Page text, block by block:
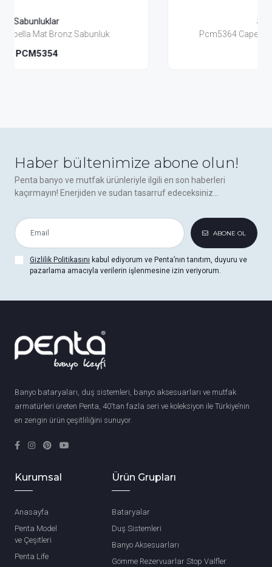
Pcm5364 Capella Mat Bronz Sıvı Sabunluk
Haber bültenimize abone olun!
Penta banyo ve mutfak ürünleriyle ilgili en son haberleri
kaçırmayın! Enerjiden ve sudan tasarruf edeceksiniz...
ABONE OL
Gizlilik Politikasını kabul ediyorum ve Penta’nın tanıtım, duyuru ve
pazarlama amacıyla verilerin işlenmesine izin veriyorum.
Banyo bataryaları, duş sistemleri, banyo aksesuarları ve mutfak
armatürleri üreten Penta, 40'tan fazla seri ve koleksiyon ile Türkiye’nin
en zengin ürün çeşitliliğini sunuyor.
Kurumsal
Anasayfa
Penta Model
ve Çeşitleri
Penta Life
Ürün Grupları
Bataryalar
Duş Sistemleri
Banyo Aksesuarları
Gömme Rezervuarlar Stop Valfler